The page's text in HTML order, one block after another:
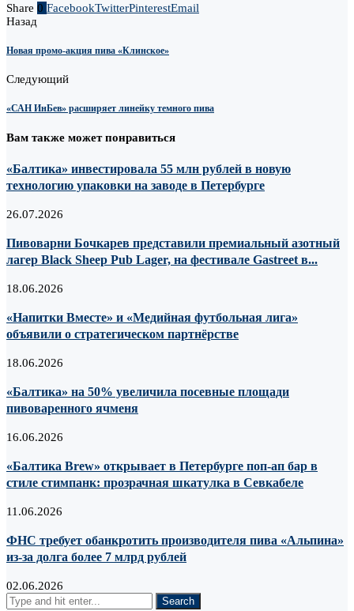
Share 0 FacebookTwitterPinterestEmail
Назад
Новая промо-акция пива «Клинское»
Следующий
«САН ИнБев» расширяет линейку темного пива
Вам также может понравиться
«Балтика» инвестировала 55 млн рублей в новую
технологию упаковки на заводе в Петербурге
26.07.2026
Пивоварни Бочкарев представили премиальный азотный
лагер Black Sheep Pub Lager, на фестивале Gastreet в...
18.06.2026
«Напитки Вместе» и «Медийная футбольная лига»
объявили о стратегическом партнёрстве
18.06.2026
«Балтика» на 50% увеличила посевные площади
пивоваренного ячменя
16.06.2026
«Балтика Brew» открывает в Петербурге поп-ап бар в
стиле стимпанк: прозрачная шкатулка в Севкабеле
11.06.2026
ФНС требует обанкротить производителя пива «Альпина»
из-за долга более 7 млрд рублей
02.06.2026